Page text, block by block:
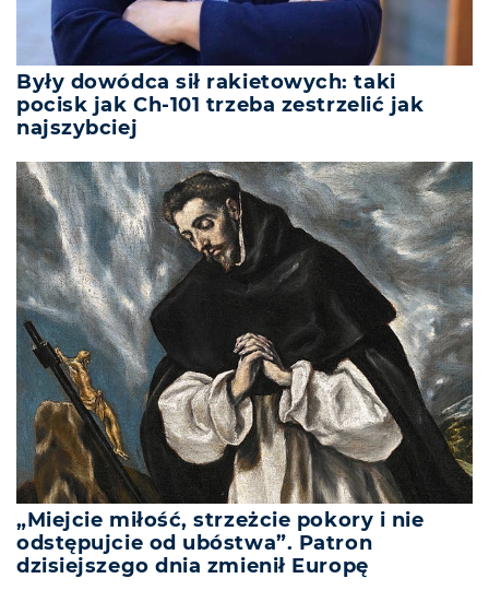
Były dowódca sił rakietowych: taki
pocisk jak Ch-101 trzeba zestrzelić jak
najszybciej
„Miejcie miłość, strzeżcie pokory i nie
odstępujcie od ubóstwa”. Patron
dzisiejszego dnia zmienił Europę